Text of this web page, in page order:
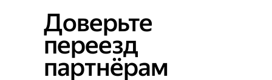
Доверьте
переезд
партнёрам